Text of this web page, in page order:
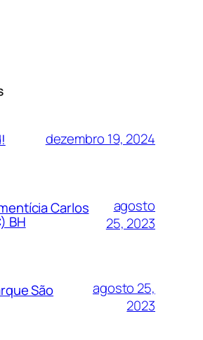
dezembro 19, 2024
Carlos
BH
agosto
25, 2023
São
agosto 25,
2023